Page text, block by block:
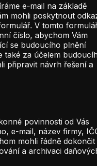
e-mail na základě
mohli poskytnout
V tomto
číslo, abychom Vám
se budoucího plnění
také za účelem
připravit návrh řešení a
povinnosti od Vás
e-mail, název firmy,
mohli řádně dokončit
a archivaci